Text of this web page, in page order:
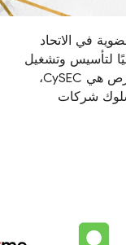
في الاتحاد
لتأسيس وتشغيل
شركات الفوركس. الهيئة التنظيمية في قبرص هي CySEC،
شركات
والتنظيم،